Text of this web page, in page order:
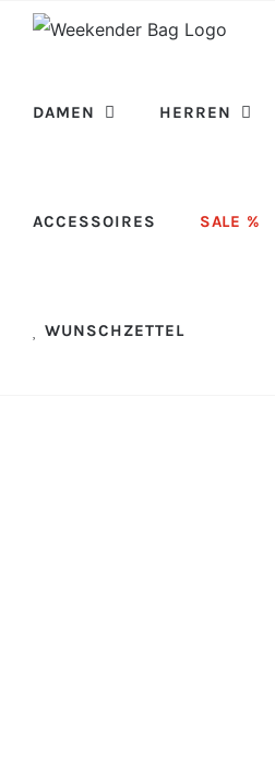
Skip
DAMEN HERREN
ACCESSOIRES SALE %
WUNSCHZETTEL